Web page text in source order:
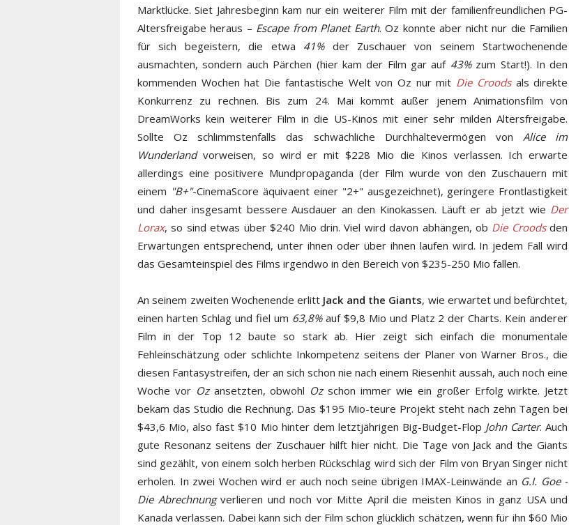
Marktlücke. Siet Jahresbeginn kam nur ein weiterer Film mit der familienfreundlichen PG-
Altersfreigabe heraus – Escape from Planet Earth. Oz konnte aber nicht nur die Familien
für sich begeistern, die etwa 41%der Zuschauer von seinem Startwochenende
ausmachten, sondern auch Pärchen (hier kam der Film gar auf 43%zum Start!). In den
kommenden Wochen hat Die fantastische Welt von Oz nur mit Die Croodsals direkte
Konkurrenz zu rechnen. Bis zum 24. Mai kommt außer jenem Animationsfilm von
DreamWorks kein weiterer Film in die US-Kinos mit einer sehr milden Altersfreigabe.
Sollte Oz schlimmstenfalls das schwächliche Durchhaltevermögen von Alice im
Wunderlandvorweisen, so wird er mit $228 Mio die Kinos verlassen. Ich erwarte
allerdings eine positivere Mundpropaganda (der Film wurde von den Zuschauern mit
einem "B+"-CinemaScore äquivaent einer "2+" ausgezeichnet), geringere Frontlastigkeit
und daher insgesamt bessere Ausdauer an den Kinokassen. Läuft er ab jetzt wie Der
Lorax, so sind etwas über $240 Mio drin. Viel wird davon abhängen, ob Die Croodsden
Erwartungen entsprechend, unter ihnen oder über ihnen laufen wird. In jedem Fall wird
das Gesamteinspiel des Films irgendwo in den Bereich von $235-250 Mio fallen.
An seinem zweiten Wochenende erlitt Jack and the Giants, wie erwartet und befürchtet,
einen harten Schlag und fiel um 63,8%auf $9,8 Mio und Platz 2 der Charts. Kein anderer
Film in der Top 12 baute so stark ab. Hier zeigt sich einfach die monumentale
Fehleinschätzung oder schlichte Inkompetenz seitens der Planer von Warner Bros., die
diesen Fantasystreifen, der an sich schon nie nach einem Riesenhit aussah, auch noch eine
Woche vor Ozansetzten, obwohl Ozschon immer wie ein großer Erfolg wirkte. Jetzt
bekam das Studio die Rechnung. Das $195 Mio-teure Projekt steht nach zehn Tagen bei
$43,6 Mio, also fast $10 Mio hinter dem letztjährigen Big-Budget-Flop John Carter. Auch
gute Resonanz seitens der Zuschauer hilft hier nicht. Die Tage von Jack and the Giants
sind gezählt, von einem solch herben Rückschlag wird sich der Film von Bryan Singer nicht
erholen. In zwei Wochen wird er auch noch seine übrigen IMAX-Leinwände an G.I. Goe -
Die Abrechnungverlieren und noch vor Mitte April die meisten Kinos in ganz USA und
Kanada verlassen. Dabei kann sich der Film schon glücklich schätzen, wenn für ihn $60 Mio